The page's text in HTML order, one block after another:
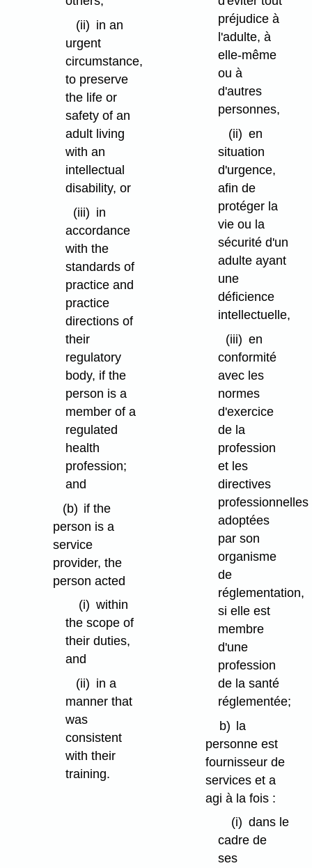
(ii) in an
urgent
circumstance,
to preserve
the life or
safety of an
adult living
with an
intellectual
disability, or
(iii) in
accordance
with the
standards of
practice and
practice
directions of
their
regulatory
body, if the
person is a
member of a
regulated
health
profession;
and
(b) if the
person is a
service
provider, the
person acted
(i) within
the scope of
their duties,
and
(ii) in a
manner that
was
consistent
with their
training.
préjudice à
l'adulte, à
elle-même
ou à
d'autres
personnes,
(ii) en
situation
d'urgence,
afin de
protéger la
vie ou la
sécurité d'un
adulte ayant
une
déficience
intellectuelle,
(iii) en
conformité
avec les
normes
d'exercice
de la
profession
et les
directives
professionnelles
adoptées
par son
organisme
de
réglementation,
si elle est
membre
d'une
profession
de la santé
réglementée;
b) la
personne est
fournisseur de
services et a
agi à la fois :
(i) dans le
cadre de
ses